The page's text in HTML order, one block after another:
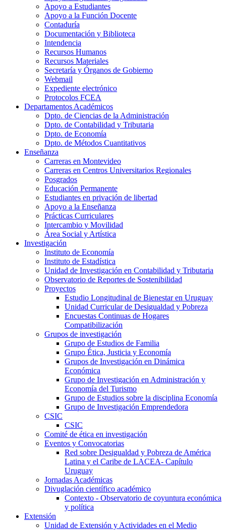
Apoyo a Estudiantes
Apoyo a la Función Docente
Contaduría
Documentación y Biblioteca
Intendencia
Recursos Humanos
Recursos Materiales
Secretaría y Órganos de Gobierno
Webmail
Expediente electrónico
Protocolos FCEA
Departamentos Académicos
Dpto. de Ciencias de la Administración
Dpto. de Contabilidad y Tributaria
Dpto. de Economía
Dpto. de Métodos Cuantitativos
Enseñanza
Carreras en Montevideo
Carreras en Centros Universitarios Regionales
Posgrados
Educación Permanente
Estudiantes en privación de libertad
Apoyo a la Enseñanza
Prácticas Curriculares
Intercambio y Movilidad
Área Social y Artística
Investigación
Instituto de Economía
Instituto de Estadística
Unidad de Investigación en Contabilidad y Tributaria
Observatorio de Reportes de Sostenibilidad
Proyectos
Estudio Longitudinal de Bienestar en Uruguay
Unidad Curricular de Desigualdad y Pobreza
Encuestas Continuas de Hogares
Compatibilización
Grupos de investigación
Grupo de Estudios de Familia
Grupo Ética, Justicia y Economía
Grupos de Investigación en Dinámica
Económica
Grupo de Investigación en Administración y
Economía del Turismo
Grupo de Estudios sobre la disciplina Economía
Grupo de Investigación Emprendedora
CSIC
CSIC
Comité de ética en investigación
Eventos y Convocatorias
Red sobre Desigualdad y Pobreza de América
Latina y el Caribe de LACEA- Capítulo
Uruguay
Jornadas Académicas
Divuglación científico académico
Contexto - Observatorio de coyuntura económica
y política
Extensión
Unidad de Extensión y Actividades en el Medio